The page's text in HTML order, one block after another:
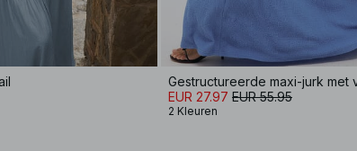
Gestructureerde maxi-jurk met
EUR 27.97 EUR 55.95
2 Kleuren